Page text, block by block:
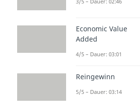
Economic Value
Added
4/5 – Dauer: 03:01
Reingewinn
5/5 – Dauer: 03:14